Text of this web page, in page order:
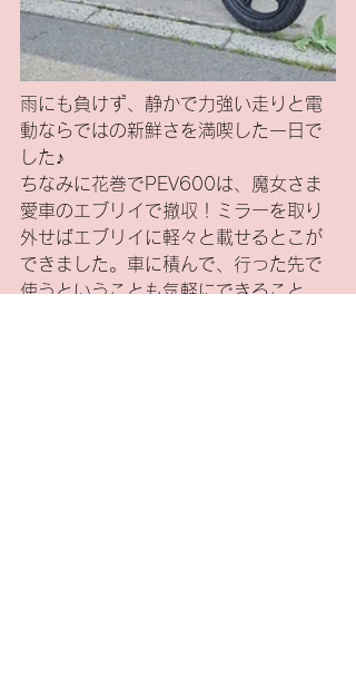
雨にも負けず、静かで力強い走りと電
動ならではの新鮮さを満喫した一日で
した♪
ちなみに花巻でPEV600は、魔女さま
愛車のエブリイで撤収！ミラーを取り
外せばエブリイに軽々と載せるとこが
できました。車に積んで、行った先で
使うということも気軽にできること